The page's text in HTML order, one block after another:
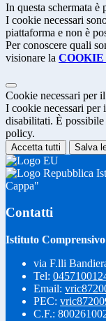
In questa schermata è
I cookie necessari
piattaforma e non è
Per conoscere quali
visionare la
Cookie necessari per
I cookie necessari per
disabilitati. È
policy.
Accetta tutti Salva
Cappa"
Contatti
Istituto
via F.lli
Tel:
Email:
PEC:
C.F.: